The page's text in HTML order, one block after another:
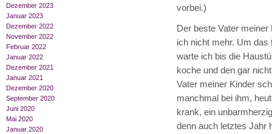
Dezember 2023
Januar 2023
Dezember 2022
November 2022
Februar 2022
Januar 2022
Dezember 2021
Januar 2021
Dezember 2020
September 2020
Juni 2020
Mai 2020
Januar 2020
vorbei.)
Der beste Vater
ich nicht mehr. Um das
warte ich bis die
koche und den gar
Vater meiner Kinder
manchmal bei ihm,
krank, ein
denn auch letztes Jahr